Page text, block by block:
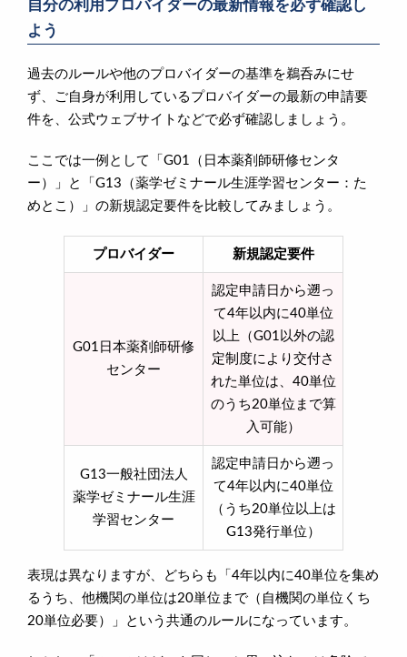
自分の利用プロバイダーの最新情報を必ず確認し
よう
過去のルールや他のプロバイダーの基準を鵜呑みにせ
ず、ご自身が利用しているプロバイダーの最新の申請要
件を、公式ウェブサイトなどで必ず確認しましょう。
ここでは一例として「G01（日本薬剤師研修センタ
ー）」と「G13（薬学ゼミナール生涯学習センター：た
めとこ）」の新規認定要件を比較してみましょう。
プロバイダー 新規認定要件
G01日本薬剤師研修
センター
認定申請日から遡っ
て4年以内に40単位
以上（G01以外の認
定制度により交付さ
れた単位は、40単位
のうち20単位まで算
入可能）
G13一般社団法人
薬学ゼミナール生涯
学習センター
認定申請日から遡っ
て4年以内に40単位
（うち20単位以上は
G13発行単位）
表現は異なりますが、どちらも「4年以内に40単位を集め
るうち、他機関の単位は20単位まで（自機関の単位くち
20単位必要）」という共通のルールになっています。